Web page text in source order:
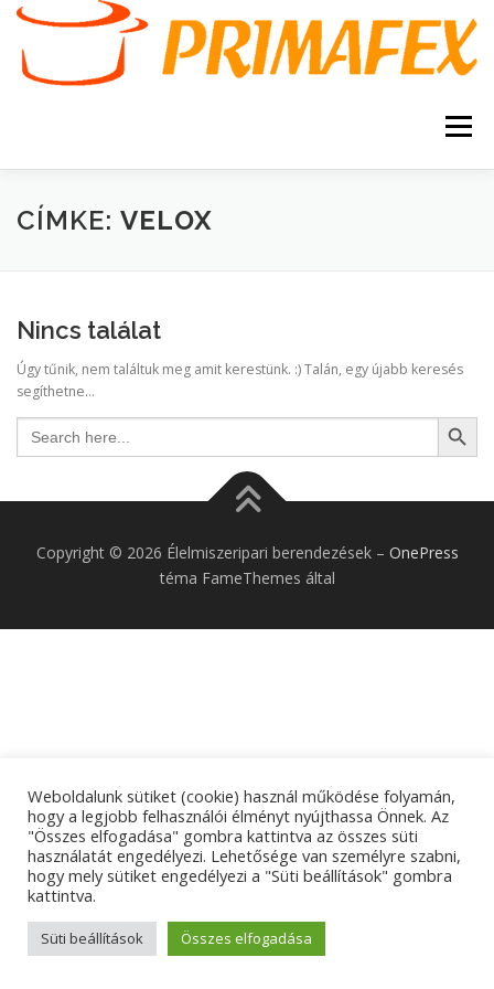
Tovább
tartalomhoz
Menü
KEZDŐOLDAL KAPCSOLAT
VÁSÁRLÁSI FELTÉTELEK
CÍMKE: VELOX
Nincs találat
Úgy tűnik, nem találtuk meg amit kerestünk. :) Talán, egy újabb keresés
segíthetne...
Search
for:
Search Button
Copyright © 2026 Élelmiszeripari berendezések – OnePress
téma FameThemes által
Weboldalunk sütiket (cookie) használ működése folyamán,
hogy a legjobb felhasználói élményt nyújthassa Önnek. Az
"Összes elfogadása" gombra kattintva az összes süti
használatát engedélyezi. Lehetősége van személyre szabni,
hogy mely sütiket engedélyezi a "Süti beállítások" gombra
kattintva.
Süti beállítások Összes elfogadása